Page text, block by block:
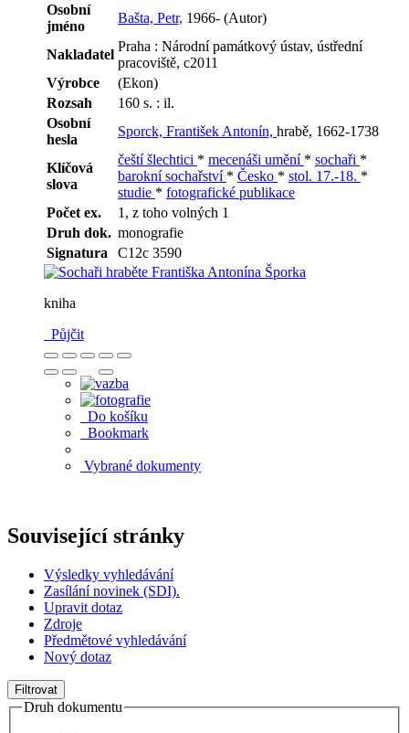
Osobní
jméno
Bašta, Petr, 1966- (Autor)
Nakladatel
Praha : Národní památkový ústav, ústřední
pracoviště, c2011
Výrobce
(Ekon)
Rozsah
160 s. : il.
Osobní
hesla
Sporck, František Antonín, hrabě, 1662-1738
Klíčová
slova
čeští šlechtici * mecenáši umění * sochaři *
barokní sochařství * Česko * stol. 17.-18. *
studie * fotografické publikace
Počet ex.
1, z toho volných 1
Druh dok. monografie
Signatura
C12c 3590
kniha
Půjčit
Do košíku
Bookmark
Vybrané dokumenty
Související stránky
Výsledky vyhledávání
Zasílání novinek (SDI).
Upravit dotaz
Zdroje
Předmětové vyhledávání
Nový dotaz
Filtrovat
Druh dokumentu